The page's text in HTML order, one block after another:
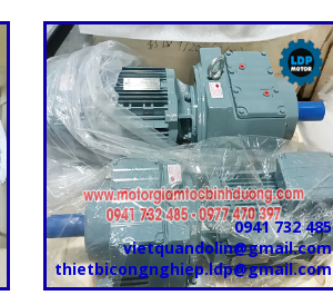
0941 732 485
vietquandolin@gmail.com
thietbicongnghiep.ldp@gmail.com